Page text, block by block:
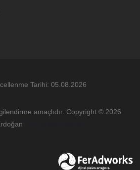
Tarihi: 05.08.2026
amaçlıdır. Copyright © 2026